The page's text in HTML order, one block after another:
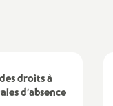
droits à
d’absence